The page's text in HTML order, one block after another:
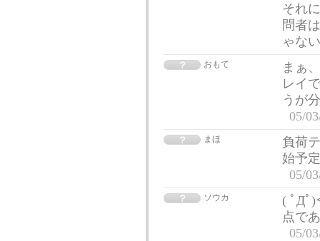
それ
問者
ゃな
おもて
まぁ
レイ
うが
05/
まほ
負荷
始予
05/
ソウカ
( ﾟДﾟ)
点で
05/